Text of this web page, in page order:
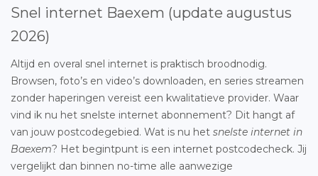
Snel internet Baexem (update augustus
2026)
Altijd en overal snel internet is praktisch broodnodig.
Browsen, foto’s en video’s downloaden, en series streamen
zonder haperingen vereist een kwalitatieve provider. Waar
vind ik nu het snelste internet abonnement? Dit hangt af
van jouw postcodegebied. Wat is nu het snelste internet in
Baexem? Het begintpunt is een internet postcodecheck. Jij
vergelijkt dan binnen no-time alle aanwezige